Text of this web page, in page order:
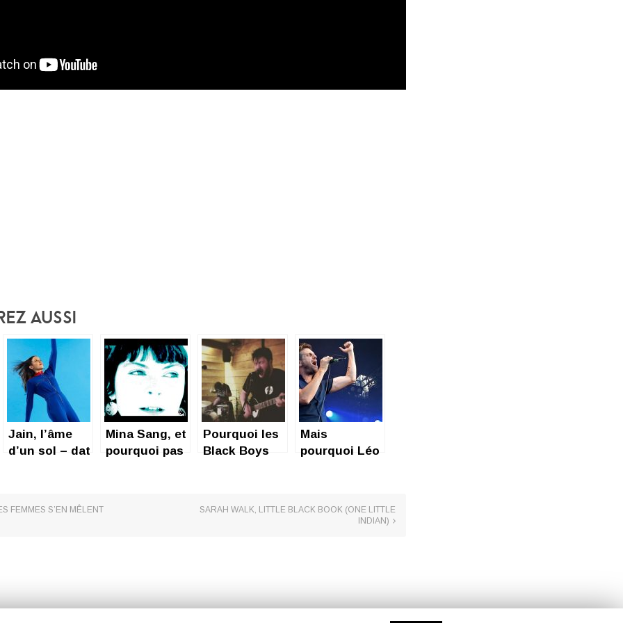
Aussi
Jain, l’âme
d’un sol – dat
Mina Sang, et
pourquoi pas
Pourquoi les
Black Boys
Mais
pourquoi Léo
FEMMES S’EN MÊLENT
SARAH WALK, LITTLE BLACK BOOK (ONE LITTLE
INDIAN)